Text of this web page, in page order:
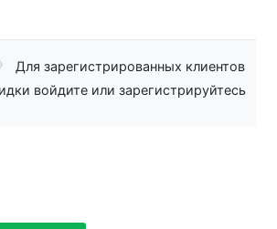
Для зарегистрированных клиентов
войдите или зарегистрируйтесь